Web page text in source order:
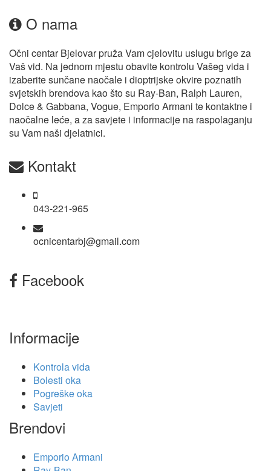
O nama
Očni centar Bjelovar pruža Vam cjelovitu uslugu brige za
Vaš vid. Na jednom mjestu obavite kontrolu Vašeg vida i
izaberite sunčane naočale i dioptrijske okvire poznatih
svjetskih brendova kao što su Ray-Ban, Ralph Lauren,
Dolce & Gabbana, Vogue, Emporio Armani te kontaktne i
naočalne leće, a za savjete i informacije na raspolaganju
su Vam naši djelatnici.
Kontakt
043-221-965
ocnicentarbj@gmail.com
Facebook
Informacije
Kontrola vida
Bolesti oka
Pogreške oka
Savjeti
Brendovi
Emporio Armani